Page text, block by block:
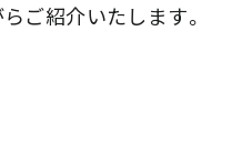
ご紹介いたします。